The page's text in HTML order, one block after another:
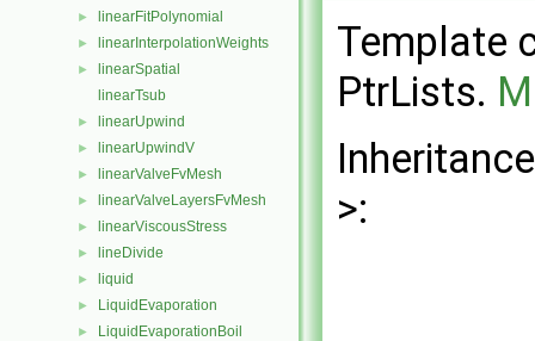
► linearFitPolynomial
► linearInterpolationWeights
►
linearSpatial
linearTsub
► linearUpwind
► linearUpwindV
► linearValveFvMesh
► linearValveLayersFvMesh
► linearViscousStress
► lineDivide
► liquid
► LiquidEvaporation
► LiquidEvaporationBoil
Template
PtrLists.
>: